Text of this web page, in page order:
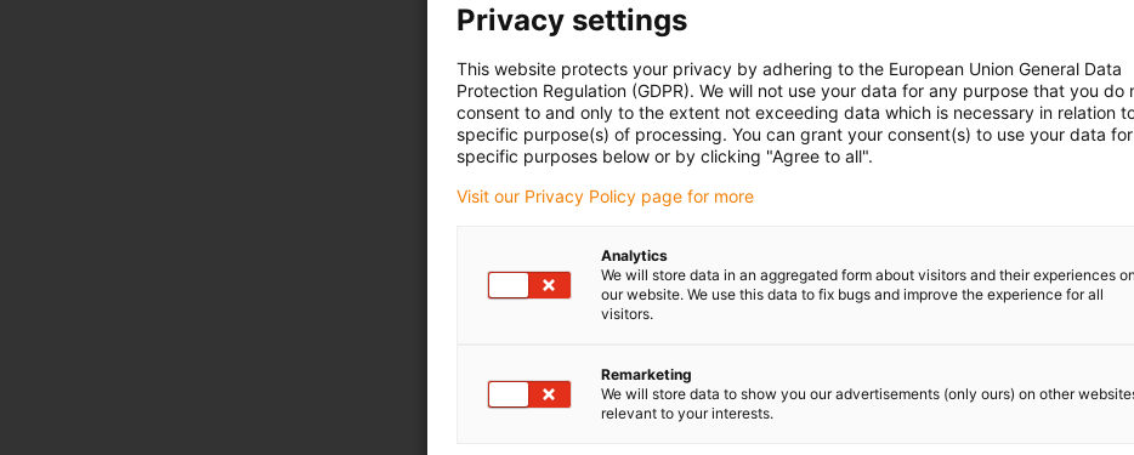
Privacy settings
This website protects your privacy by adhering to the European Union General Data
Protection Regulation (GDPR). We will not use your data for any purpose that you do
consent to and only to the extent not exceeding data which is necessary in relation
specific purpose(s) of processing. You can grant your consent(s) to use your data for
specific purposes below or by clicking "Agree to all".
Visit our Privacy Policy page for more
Analytics
We will store data in an aggregated form about visitors and their experiences on
our website. We use this data to fix bugs and improve the experience for all
visitors.
Remarketing
We will store data to show you our advertisements (only ours) on other
relevant to your interests.